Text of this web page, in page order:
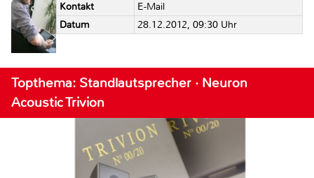
Kontakt
E-Mail
Datum
28.12.2012, 09:30 Uhr
Topthema: Standlautsprecher · Neuron
Acoustic Trivion